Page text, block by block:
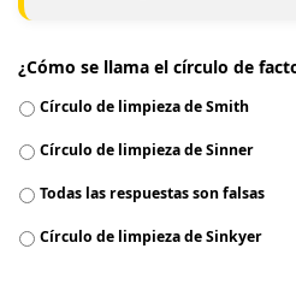
¿Cómo se llama el círculo de
Círculo de limpieza de Smith
Círculo de limpieza de Sinner
Todas las respuestas son falsas
Círculo de limpieza de Sinkyer